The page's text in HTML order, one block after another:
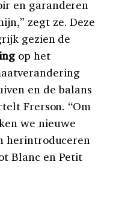
en garanderen
zegt ze. Deze
gezien de
op het
en de balans
Frerson. “Om
we nieuwe
herintroduceren
Blanc en Petit